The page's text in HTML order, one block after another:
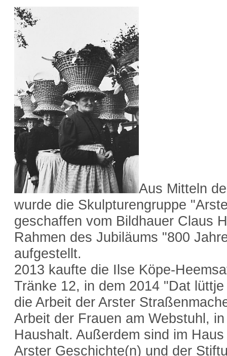
Aus Mitteln
wurde die Skulpturengruppe
geschaffen vom Bildhauer Claus
Rahmen des Jubiläums "800
aufgestellt.
2013 kaufte die Ilse Köpe-
Tränke 12, in dem 2014 "Dat
die Arbeit der Arster
Arbeit der Frauen am Webstuhl,
Haushalt. Außerdem sind im
Arster Geschichte(n) und der